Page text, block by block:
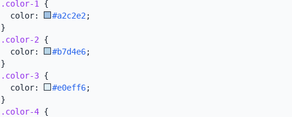
.color-1
{
  color:
#a2c2e2 ;
}
.color-2 {
  color:
#b7d4e6;
}
.color-3 {
  color:
#e0eff6;
}
.color-4 {